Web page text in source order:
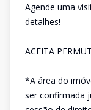
Agende uma
detalhes!
ACEITA
*A área do
ser confirmada